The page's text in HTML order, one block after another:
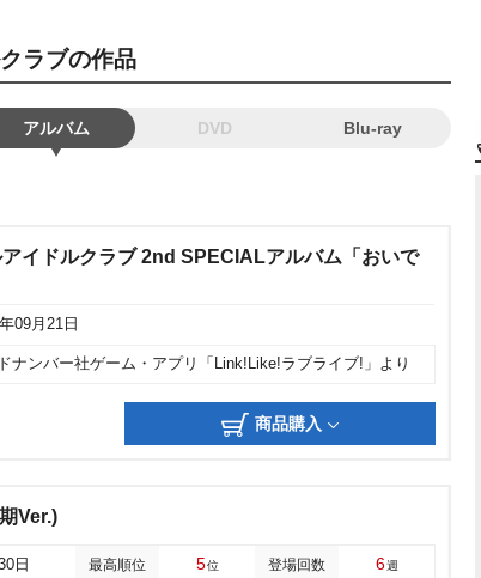
ラブの作品
アルバム DVD Blu-ray
イドルクラブ 2nd SPECIALアルバム「おいで
09月21日
ナンバー社ゲーム・アプリ「Link!Like!ラブライブ!」より
商品購入
Ver.)
日 最高順位 5位 登場回数 6週